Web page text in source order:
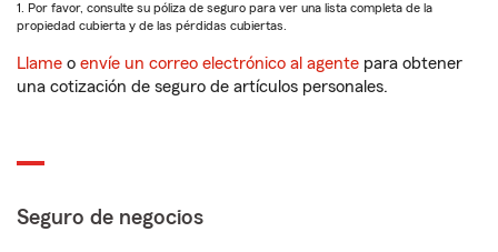
1. Por favor, consulte su póliza de seguro para ver una lista completa de la
propiedad cubierta y de las pérdidas cubiertas.
Llame o envíe un correo electrónico al agente para obtener
una cotización de seguro de artículos personales.
Seguro de negocios